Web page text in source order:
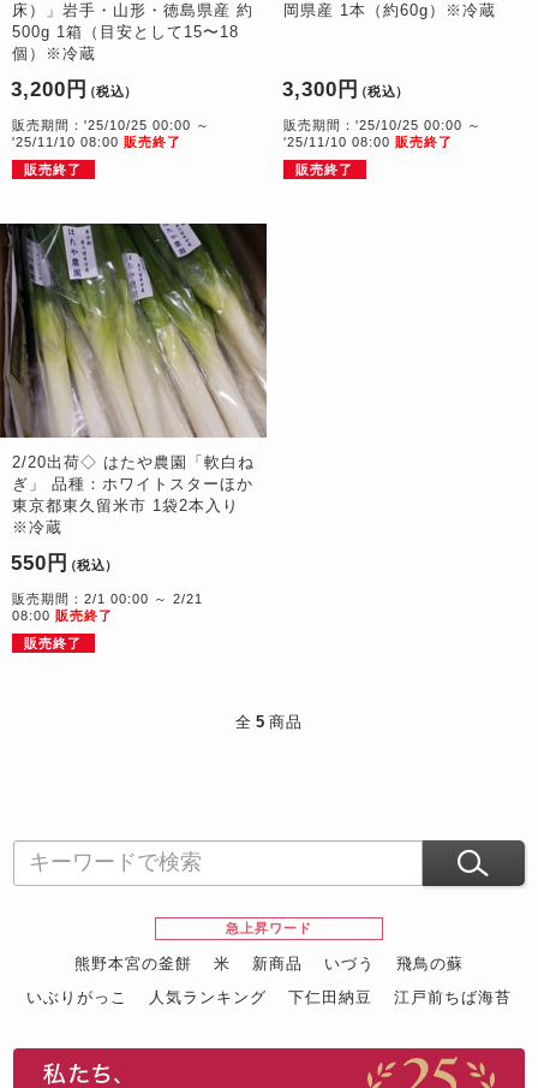
床）」岩手・山形・徳島県産 約
500g 1箱（目安として15〜18
個）※冷蔵
3,200円 （税込）
販売期間：'25/10/25 00:00 ～
'25/11/10 08:00 販売終了
販売終了
岡県産 1本（約60g）※冷蔵
3,300円 （税込）
販売期間：'25/10/25 00:00 ～
'25/11/10 08:00 販売終了
販売終了
2/20出荷◇ はたや農園「軟白ね
ぎ」 品種：ホワイトスターほか
東京都東久留米市 1袋2本入り
※冷蔵
550円 （税込）
販売期間：2/1 00:00 ～ 2/21
08:00 販売終了
販売終了
全 5 商品
急上昇ワード
熊野本宮の釜餅 米 新商品 いづう
飛鳥の蘇
いぶりがっこ
人気ランキング 下仁田納豆
江戸前ちば海苔